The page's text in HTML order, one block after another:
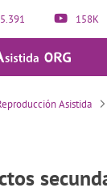
5.391 158K
Efectos
Asistida